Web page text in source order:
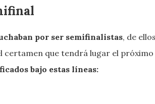
por ser semifinalistas, de ellos
certamen que tendrá lugar el próximo
bajo estas líneas: